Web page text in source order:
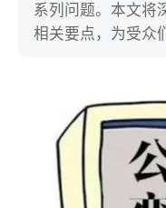
系列问题。本文将
相关要点，为受众